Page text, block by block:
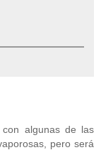
algunas de las
pero será